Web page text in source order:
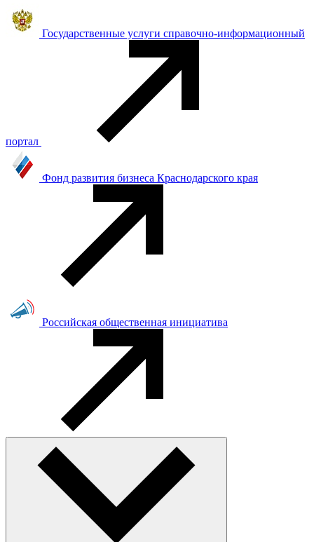
Государственные услуги справочно-информационный
портал
Фонд развития бизнеса Краснодарского края
Российская общественная инициатива